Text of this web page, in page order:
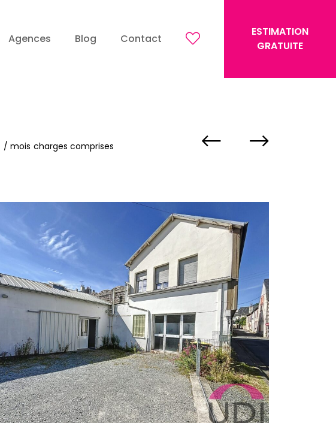
Agences Blog Contact
ESTIMATION
GRATUITE
/ mois charges comprises